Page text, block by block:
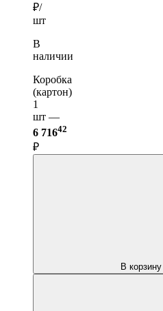
₽/
шт
В
наличии
Коробка
(картон)
1
шт —
6 71642
₽
В корзину